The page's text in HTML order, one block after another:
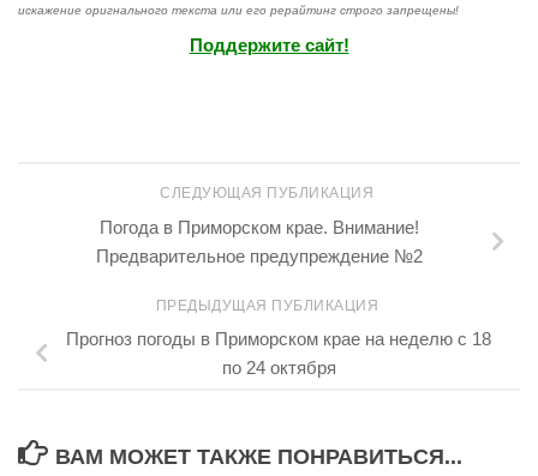
искажение оригнального текста или его рерайтинг строго запрещены!
Поддержите сайт!
СЛЕДУЮЩАЯ ПУБЛИКАЦИЯ
Погода в Приморском крае. Внимание!
Предварительное предупреждение №2
ПРЕДЫДУЩАЯ ПУБЛИКАЦИЯ
Прогноз погоды в Приморском крае на неделю с 18
по 24 октября
ВАМ МОЖЕТ ТАКЖЕ ПОНРАВИТЬСЯ...